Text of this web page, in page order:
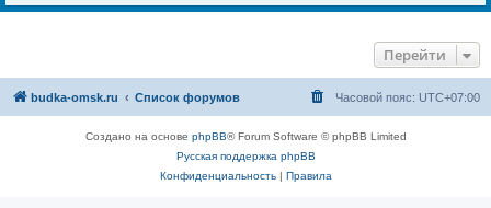
Перейти
budka-omsk.ru Список форумов Часовой пояс: UTC+07:00
Создано на основе phpBB® Forum Software © phpBB Limited
Русская поддержка phpBB
Конфиденциальность| Правила